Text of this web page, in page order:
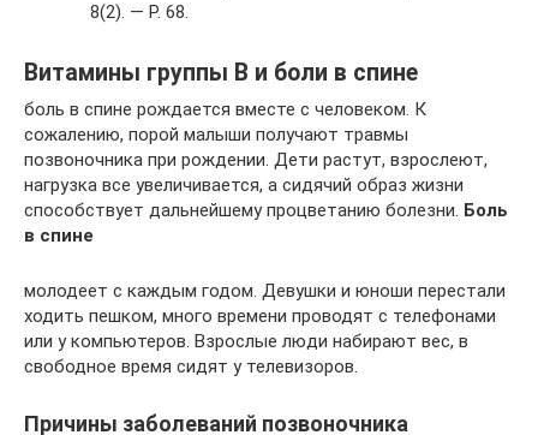
8(2). — P. 68.
Витамины группы B и боли в спине
боль в спине рождается вместе с человеком. К
сожалению, порой малыши получают травмы
позвоночника при рождении. Дети растут, взрослеют,
нагрузка все увеличивается, а сидячий образ жизни
способствует дальнейшему процветанию болезни. Боль
в спине
молодеет с каждым годом. Девушки и юноши перестали
ходить пешком, много времени проводят с телефонами
или у компьютеров. Взрослые люди набирают вес, в
свободное время сидят у телевизоров.
Причины заболеваний позвоночника